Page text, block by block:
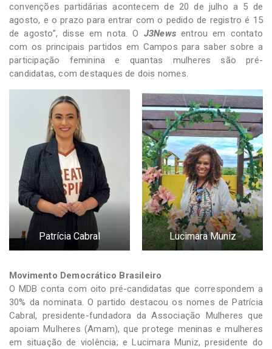
convenções partidárias acontecem de 20 de julho a 5 de
agosto, e o prazo para entrar com o pedido de registro é 15
de agosto”, disse em nota. O J3Newsentrou em contato
com os principais partidos em Campos para saber sobre a
participação feminina e quantas mulheres são pré-
candidatas, com destaques de dois nomes.
Patrícia Cabral Lucimara Muniz
Movimento Democrático Brasileiro
O MDB conta com oito pré-candidatas que correspondem a
30% da nominata. O partido destacou os nomes de Patrícia
Cabral, presidente-fundadora da Associação Mulheres que
apoiam Mulheres (Amam), que protege meninas e mulheres
em situação de violência; e Lucimara Muniz, presidente do